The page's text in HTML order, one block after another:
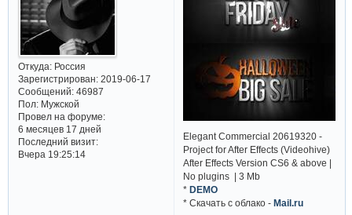
Откуда:Россия
Зарегистрирован: 2019-06-17
Сообщений:46987
Пол:Мужской
Провел на форуме:
6 месяцев 17 дней
Последний визит:
Вчера 19:25:14
Elegant Commercial 20619320 -
Project for After Effects (Videohive)
After Effects Version CS6 & above |
No plugins | 3 Mb
* DEMO
* Cкачать с облако - Mail.ru